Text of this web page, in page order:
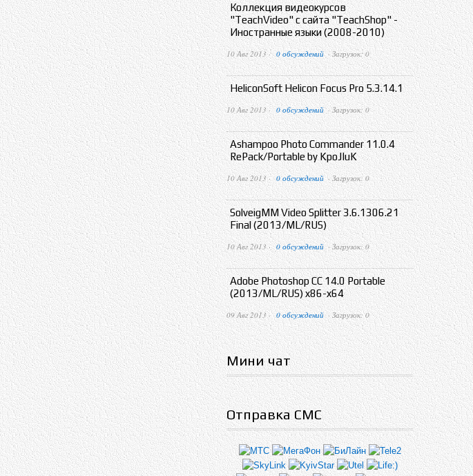
Коллекция видеокурсов
"TeachVideo" с сайта "TeachShop" -
Иностранные языки (2008-2010)
10 Авг 2013 · 0 обсуждений · Загрузок: 0
HeliconSoft Helicon Focus Pro 5.3.14.1
10 Авг 2013 · 0 обсуждений · Загрузок: 0
Ashampoo Photo Commander 11.0.4
RePack/Portable by KpoJIuK
10 Авг 2013 · 0 обсуждений · Загрузок: 0
SolveigMM Video Splitter 3.6.1306.21
Final (2013/ML/RUS)
10 Авг 2013 · 0 обсуждений · Загрузок: 0
Adobe Photoshop CC 14.0 Portable
(2013/ML/RUS) x86-x64
09 Авг 2013 · 0 обсуждений · Загрузок: 0
Мини чат
Отправка СМС